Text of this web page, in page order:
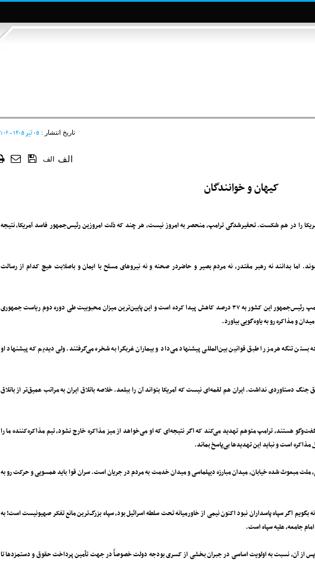
تاریخ انتشار :۰۵ تير ۱۴۰۵ - ۲۲:۰۶
الف الف
کیهان و خوانندگان
را در هم شکست. تحقیرشدگی ترامپ، منحصر به امروز نیست، هر چند که ذلت امروزین رئیس‌جمهور فاسد آمریکا، نتیجه
اما بدانند نه رهبر مقتدر، نه مردم بصیر و حاضردر صحنه و نه نیروهای مسلح با ایمان و با‌صلابت هیچ کدام از رسالت
* مطابق نتایج نظرسنجی شبکه سی‌بی‌اس آمریکا، میزان محبوبیت ترامپ رئیس‌جمهور این کشور به ۳۷ درصد کاهش پیدا کرده است و این پایین‌ترین میزان محبوبیت طی دوره دوم ریاست جمهوری
و مذاکره رو به یاوه‌گویی بیاورد.
تنگه هرمز را طبق قوانین بین‌المللی پیشنهاد می‌داد و بیماران غربگرا به سُخره می‌گرفتند. ولی دیدیم که پیشنهاد او
دستاوردی نداشت. ایران هم لقمه‌ای نیست که ‌آمریکا بتواند آن را ببلعد. خلاصه باتلاق ایران به مراتب عمیق‌تر از باتلاق
هستند، ترامپ متوهم تهدید می‌کند که اگر نتیجه‌ای که او می‌خواهد از میز مذاکره خارج نشود، تیم مذاکره‌کننده ما را
مذاکره است و نباید این تهدیدها بی‌پاسخ بماند.
ملت مبعوث شده خیابان، میدان مبارزه دیپلماسی و میدان خدمت به مردم در جریان است. سران قوا باید همسویی و حرکت رو به
بگویم اگر سپاه پاسداران نبود اکنون نیمی از خاورمیانه تحت سلطه اسرائیل بود، سپاه بزرگ‌ترین مانع تفکر صهیونیست است! به
جامعه، علیه سپاه است.
باید با توجه به شرط تداوم آتش‌بس در دوره ۶۰ روزه و پس از آن، نسبت به اولویت اساسی در جبران بخشی از کسری بودجه دولت خصوصاً در جهت تأمین پرداخت حقوق و دستمزدها تا